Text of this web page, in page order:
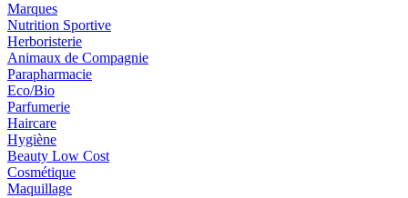
Marques
Nutrition Sportive
Herboristerie
Animaux de Compagnie
Parapharmacie
Eco/Bio
Parfumerie
Haircare
Hygiène
Beauty Low Cost
Cosmétique
Maquillage